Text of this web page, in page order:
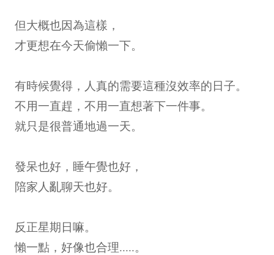
但大概也因為這樣，
才更想在今天偷懶一下。
有時候覺得，人真的需要這種沒效率的日子。
不用一直趕，不用一直想著下一件事。
就只是很普通地過一天。
發呆也好，睡午覺也好，
陪家人亂聊天也好。
反正星期日嘛。
懶一點，好像也合理.....。